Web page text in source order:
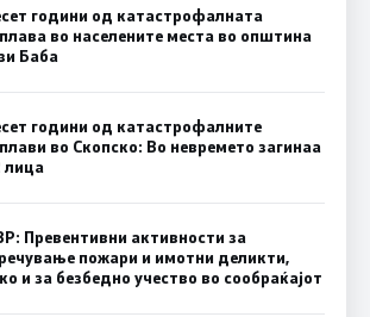
години од катастрофалната
во населените места во општина
Баба
години од катастрофалните
во Скопско: Во невремето загинаа
лица
Превентивни активности за
пожари и имотни деликти,
и за безбедно учество во сообраќајот